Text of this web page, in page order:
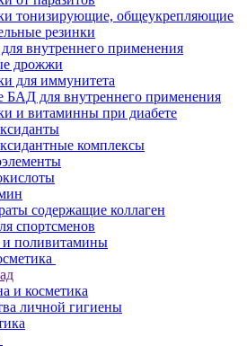
тонизирующие, общеукрепляющие
резинки
внутреннего применения
дрожжи
для иммунитета
БАД для внутреннего применения
и витаминны при диабете
комплексы
содержащие коллаген
спортсменов
поливитамины
и косметика
личной гигиены